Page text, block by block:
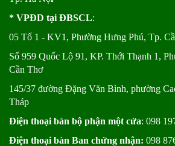
* VPĐD tại ĐBSCL:
05 Tổ 1 - KV1, Phường Hưng Phú, Tp.
Số 959 Quốc Lộ 91, KP. Thới Thạnh 1,
Cần Thơ
145/37 đường Đặng Văn Bình, phường
Tháp
Điện thoại bàn bộ phận một cửa: 098
Điện thoại bàn Ban chứng nhận: 098